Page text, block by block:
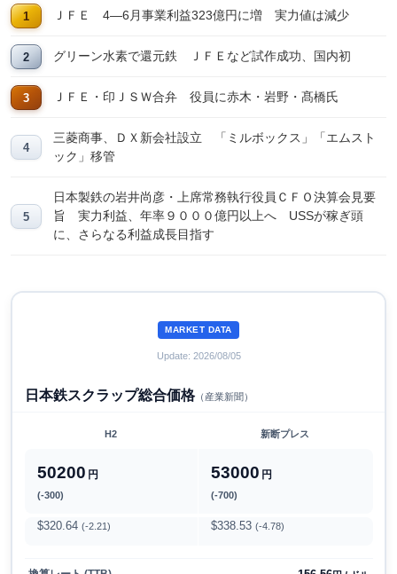
ＪＦＥ 4―6月事業利益323億円に増 実力値は減少
グリーン水素で還元鉄 ＪＦＥなど試作成功、国内初
ＪＦＥ・印ＪＳＷ合弁 役員に赤木・岩野・髙橋氏
三菱商事、ＤＸ新会社設立 「ミルボックス」「エムスト
ック」移管
日本製鉄の岩井尚彦・上席常務執行役員ＣＦＯ決算会見要
旨 実力利益、年率９０００億円以上へ USSが稼ぎ頭
に、さらなる利益成長目指す
MARKET DATA
Update: 2026/08/05
日本鉄スクラップ総合価格（産業新聞）
H2 新断プレス
50200 円
(-300)
53000 円
(-700)
$320.64 (-2.21) $338.53 (-4.78)